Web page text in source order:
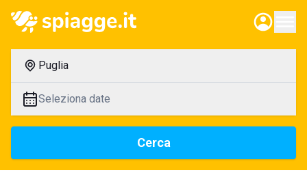
Puglia
Seleziona date
Cerca